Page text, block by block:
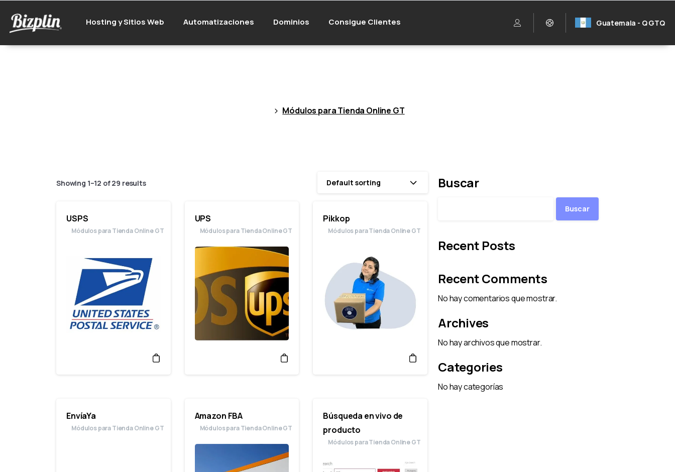
Hosting y Sitios Web Automatizaciones Dominios Consigue Clientes Guatemala - Q GTQ
Módulos para Tienda Online GT
Showing 1–12 of 29 results Default sorting
USPS
Módulos para Tienda Online GT
UPS
Módulos para Tienda Online GT
Pikkop
Módulos para Tienda Online GT
EnvíaYa
Módulos para Tienda Online GT
Amazon FBA
Módulos para Tienda Online GT
Búsqueda en vivo de
producto
Módulos para Tienda Online GT
Buscar
Buscar
Recent Posts
Recent Comments
No hay comentarios que mostrar.
Archives
No hay archivos que mostrar.
Categories
No hay categorías